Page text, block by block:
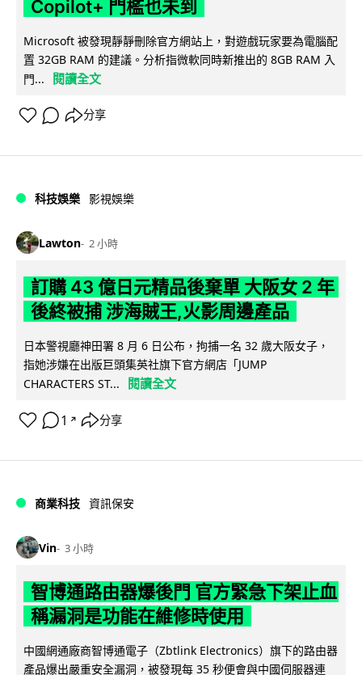
Copilot+ 門檻也未到
Microsoft 被發現靜靜刪除官方網站上，對遊戲玩家要為電腦配
置 32GB RAM 的建議。分析指微軟同時新推出的 8GB RAM 入
門...
閱讀全文
分享
科技娛樂 影視娛樂
Lawton 2 小時
訂購 43 億日元精品後棄單 大阪女 2 年
後終被捕 涉海賊王,火影周邊產品
日本警視廳神田署 8 月 6 日公布，拘捕一名 32 歲大阪女子，
指她涉嫌在出版巨頭集英社旗下官方網店「JUMP
CHARACTERS ST...
閱讀全文
1 ↗ 分享
商業科技 資訊保安
Vin 3 小時
智博通路由器爆後門 官方緊急下架止血
稱漏洞是功能在維修時使用
中國網通廠商智博通電子（Zbtlink Electronics）旗下的路由器
產品爆出嚴重安全漏洞，被發現每 35 秒便會與中國伺服器連